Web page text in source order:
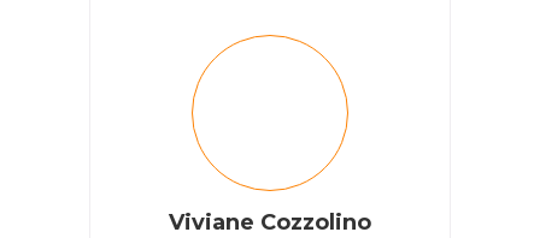
Viviane Cozzolino